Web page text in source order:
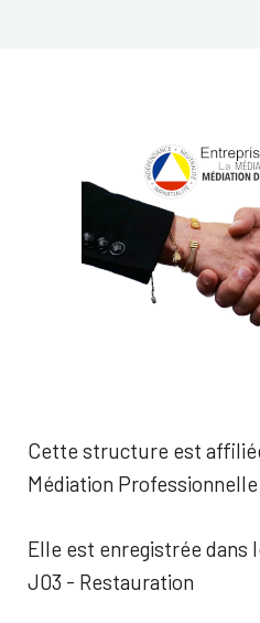
Cette structure est
Médiation
Elle est enregistrée dans
J03 - Restauration